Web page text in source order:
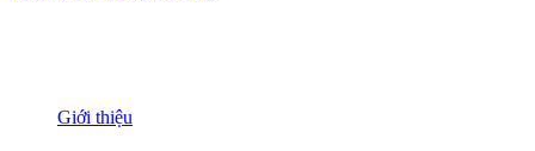
Giới thiệu